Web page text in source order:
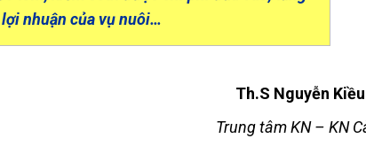
nhuận của vụ nuôi…
Th.S Nguyễn
Trung tâm KN – KN